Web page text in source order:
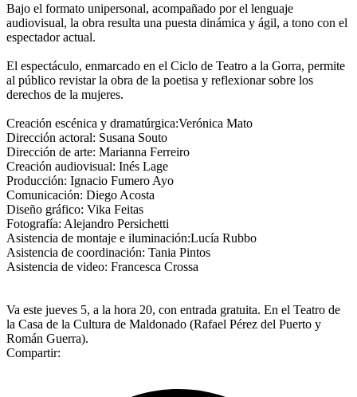
Bajo el formato unipersonal, acompañado por el lenguaje
audiovisual, la obra resulta una puesta dinámica y ágil, a tono con el
espectador actual.
El espectáculo, enmarcado en el Ciclo de Teatro a la Gorra, permite
al público revistar la obra de la poetisa y reflexionar sobre los
derechos de la mujeres.
Creación escénica y dramatúrgica:Verónica Mato
Dirección actoral: Susana Souto
Dirección de arte: Marianna Ferreiro
Creación audiovisual: Inés Lage
Producción: Ignacio Fumero Ayo
Comunicación: Diego Acosta
Diseño gráfico: Vika Feitas
Fotografía: Alejandro Persichetti
Asistencia de montaje e iluminación:Lucía Rubbo
Asistencia de coordinación: Tania Pintos
Asistencia de video: Francesca Crossa
Va este jueves 5, a la hora 20, con entrada gratuita. En el Teatro de
la Casa de la Cultura de Maldonado (Rafael Pérez del Puerto y
Román Guerra).
Compartir: